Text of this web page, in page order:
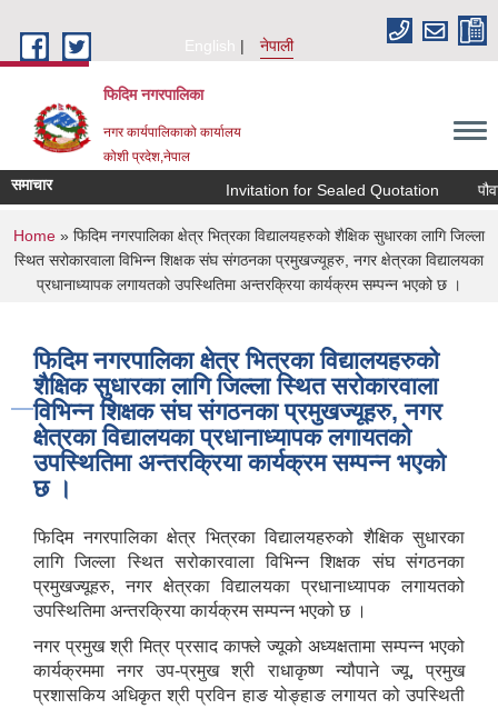
English
नेपाली
फिदिम नगरपालिका
नगर कार्यपालिकाको कार्यालय
कोशी प्रदेश,नेपाल
समाचार Invitation for Sealed Quotation
You are here
Home » फिदिम नगरपालिका क्षेत्र भित्रका विद्यालयहरुको शैक्षिक सुधारका लागि जिल्ला
स्थित सरोकारवाला विभिन्न शिक्षक संघ संगठनका प्रमुखज्यूहरु, नगर क्षेत्रका विद्यालयका
प्रधानाध्यापक लगायतको उपस्थितिमा अन्तरक्रिया कार्यक्रम सम्पन्न भएको छ ।
फिदिम नगरपालिका क्षेत्र भित्रका विद्यालयहरुको
शैक्षिक सुधारका लागि जिल्ला स्थित सरोकारवाला
विभिन्न शिक्षक संघ संगठनका प्रमुखज्यूहरु, नगर
क्षेत्रका विद्यालयका प्रधानाध्यापक लगायतको
उपस्थितिमा अन्तरक्रिया कार्यक्रम सम्पन्न भएको
छ ।
फिदिम नगरपालिका क्षेत्र भित्रका विद्यालयहरुको शैक्षिक सुधारका
लागि जिल्ला स्थित सरोकारवाला विभिन्न शिक्षक संघ संगठनका
प्रमुखज्यूहरु, नगर क्षेत्रका विद्यालयका प्रधानाध्यापक लगायतको
उपस्थितिमा अन्तरक्रिया कार्यक्रम सम्पन्न भएको छ ।
नगर प्रमुख श्री मित्र प्रसाद काफ्ले ज्यूको अध्यक्षतामा सम्पन्न भएको
कार्यक्रममा नगर उप-प्रमुख श्री राधाकृष्ण न्यौपाने ज्यू, प्रमुख
प्रशासकिय अधिकृत श्री प्रविन हाङ योङ्हाङ लगायत को उपस्थिती